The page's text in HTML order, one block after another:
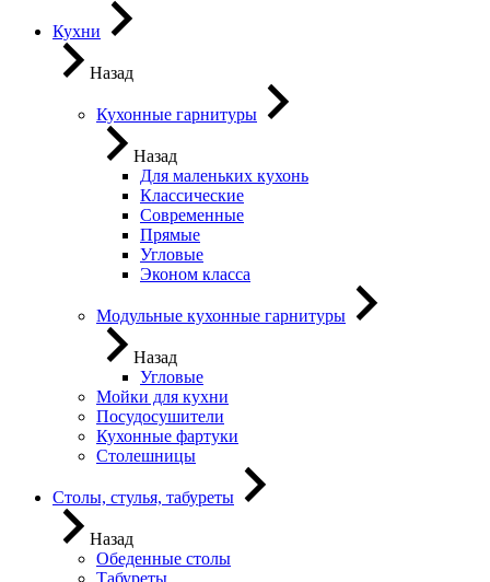
Кухни
Назад
Кухонные гарнитуры
Назад
Для маленьких кухонь
Классические
Современные
Прямые
Угловые
Эконом класса
Модульные кухонные гарнитуры
Назад
Угловые
Мойки для кухни
Посудосушители
Кухонные фартуки
Столешницы
Столы, стулья, табуреты
Назад
Обеденные столы
Табуреты